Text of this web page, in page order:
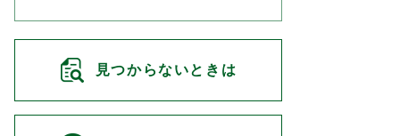
見つからないときは